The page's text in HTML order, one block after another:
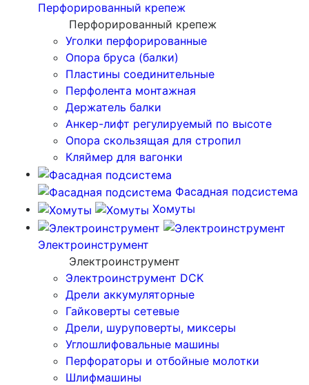
Перфорированный крепеж
Перфорированный крепеж
Уголки перфорированные
Опора бруса (балки)
Пластины соединительные
Перфолента монтажная
Держатель балки
Анкер-лифт регулируемый по высоте
Опора скользящая для стропил
Кляймер для вагонки
Фасадная подсистема
Хомуты
Электроинструмент
Электроинструмент
Электроинструмент DCK
Дрели аккумуляторные
Гайковерты сетевые
Дрели, шуруповерты, миксеры
Углошлифовальные машины
Перфораторы и отбойные молотки
Шлифмашины